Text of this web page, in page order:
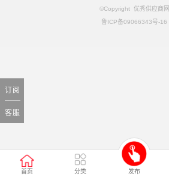
首页 分类 发布
订阅
客服
©Copyright 优秀供应商网
鲁ICP备09066343号-16